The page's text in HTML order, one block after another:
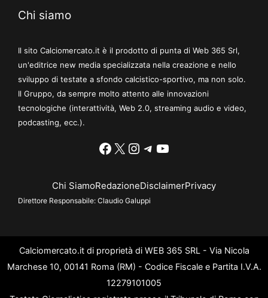
Chi siamo
Il sito Calciomercato.it è il prodotto di punta di Web 365 Srl,
un'editrice new media specializzata nella creazione e nello
sviluppo di testate a sfondo calcistico-sportivo, ma non solo.
Il Gruppo, da sempre molto attento alle innovazioni
tecnologiche (interattività, Web 2.0, streaming audio e video,
podcasting, ecc.).
Facebook
X Instagram
Telegram
YouTube
Chi SiamoRedazioneDisclaimerPrivacy
Direttore Responsabile: Claudio Galuppi
Calciomercato.it di proprietà di WEB 365 SRL - Via Nicola
Marchese 10, 00141 Roma (RM) - Codice Fiscale e Partita I.V.A.
12279101005